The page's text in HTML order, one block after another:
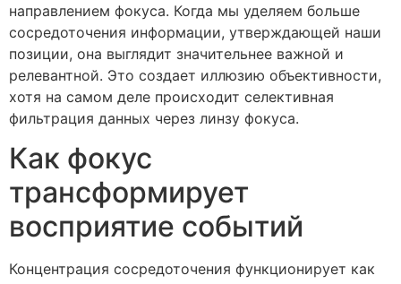
направлением фокуса. Когда мы уделяем больше
сосредоточения информации, утверждающей наши
позиции, она выглядит значительнее важной и
релевантной. Это создает иллюзию объективности,
хотя на самом деле происходит селективная
фильтрация данных через линзу фокуса.
Как фокус
трансформирует
восприятие событий
Концентрация сосредоточения функционирует как